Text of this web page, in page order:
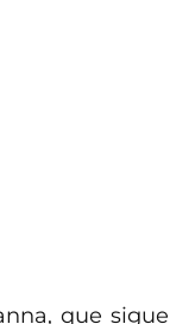
que sigue